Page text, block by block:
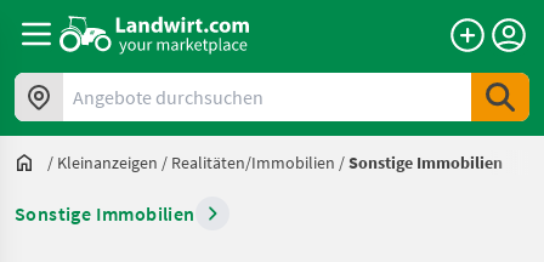
Angebote durchsuchen
/ Kleinanzeigen / Realitäten/Immobilien /Sonstige Immobilien
Sonstige Immobilien